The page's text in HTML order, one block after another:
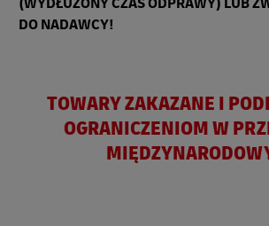
(WYDŁUŻONY CZAS ODPRAWY) LUB
DO NADAWCY!
TOWARY ZAKAZANE I
OGRANICZENIOM W